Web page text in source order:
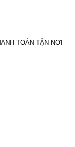
TOÁN TẬN NƠI